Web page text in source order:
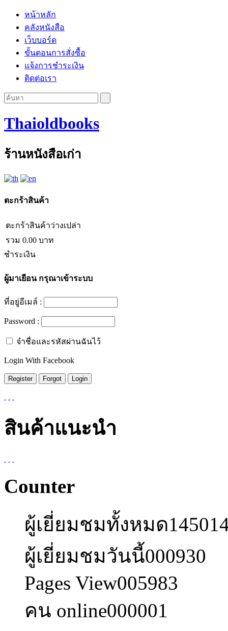
หน้าหลัก
คลังหนังสือ
เว็บบอร์ด
ขั้นตอนการสั่งซื้อ
แจ้งการชำระเงิน
ติดต่อเรา
Thaioldbooks
ร้านหนังสือเก่า
ตะกร้าสินค้า
ตะกร้าสินค้าว่างเปล่า
รวม 0.00 บาท
ชำระเงิน
ผู้มาเยือนกรุณาเข้าระบบ
ที่อยู่อีเมล์ :
Password :
จำชื่อและรหัสผ่านฉันไว้
Login With Facebook
สินค้าแนะนำ
Counter
ผู้เยี่ยมชมทั้งหมด
ผู้เยี่ยมชมวันนี้000930
Pages View005983
คน online000001